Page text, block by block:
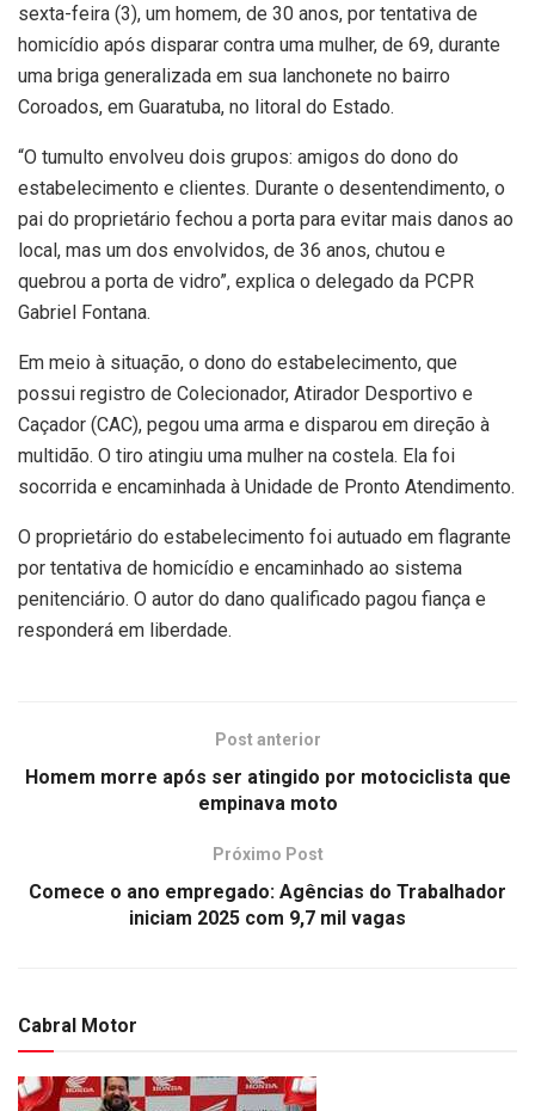
sexta-feira (3), um homem, de 30 anos, por tentativa de
homicídio após disparar contra uma mulher, de 69, durante
uma briga generalizada em sua lanchonete no bairro
Coroados, em Guaratuba, no litoral do Estado.
“O tumulto envolveu dois grupos: amigos do dono do
estabelecimento e clientes. Durante o desentendimento, o
pai do proprietário fechou a porta para evitar mais danos ao
local, mas um dos envolvidos, de 36 anos, chutou e
quebrou a porta de vidro”, explica o delegado da PCPR
Gabriel Fontana.
Em meio à situação, o dono do estabelecimento, que
possui registro de Colecionador, Atirador Desportivo e
Caçador (CAC), pegou uma arma e disparou em direção à
multidão. O tiro atingiu uma mulher na costela. Ela foi
socorrida e encaminhada à Unidade de Pronto Atendimento.
O proprietário do estabelecimento foi autuado em flagrante
por tentativa de homicídio e encaminhado ao sistema
penitenciário. O autor do dano qualificado pagou fiança e
responderá em liberdade.
Post anterior
Homem morre após ser atingido por motociclista que
empinava moto
Próximo Post
Comece o ano empregado: Agências do Trabalhador
iniciam 2025 com 9,7 mil vagas
Cabral Motor